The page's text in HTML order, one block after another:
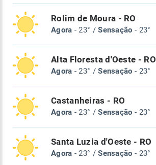
Rolim de Moura - RO
Agora - 23° /Sensação - 23°
Alta Floresta d'Oeste - RO
Agora - 23° /Sensação - 23°
Castanheiras - RO
Agora - 23° /Sensação - 23°
Santa Luzia d'Oeste - RO
Agora - 23° /Sensação - 23°